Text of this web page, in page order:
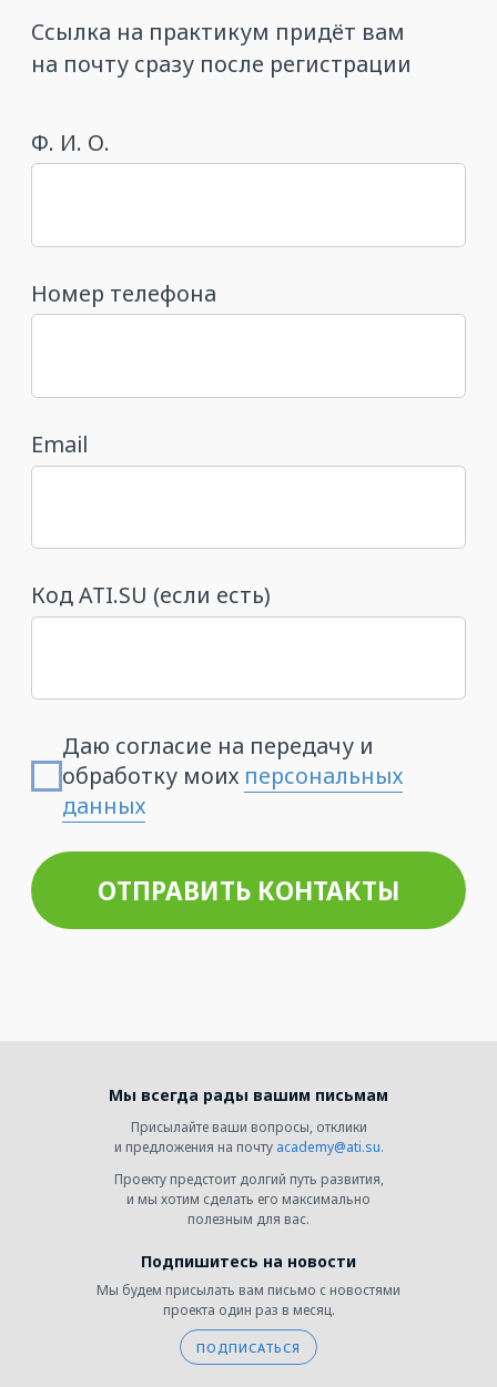
Мы всегда рады вашим письмам
Присылайте ваши вопросы, отклики
и предложения на почту academy@ati.su.
Мы будем присылать вам письмо с новостями
проекта один раз в месяц.
Проекту предстоит долгий путь развития,
и мы хотим сделать его максимально
полезным для вас.
Подпишитесь на новости
ПОДПИСАТЬСЯ